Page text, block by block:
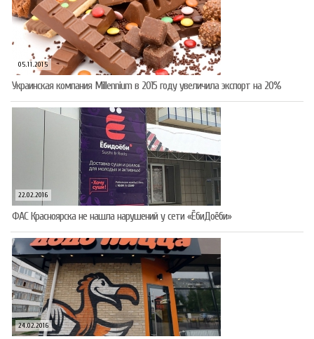
05.11.2015
Украинская компания Millennium в 2015 году увеличила экспорт на 20%
22.02.2016
ФАС Красноярска не нашла нарушений у сети «ЁбиДоёби»
24.02.2016